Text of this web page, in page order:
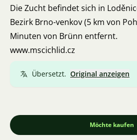
Die Zucht befindet sich in
Bezirk Brno-venkov (5 km von
Minuten von Brünn entfernt.
www.mscichlid.cz
Übersetzt. Original anzeigen
Möchte kaufen